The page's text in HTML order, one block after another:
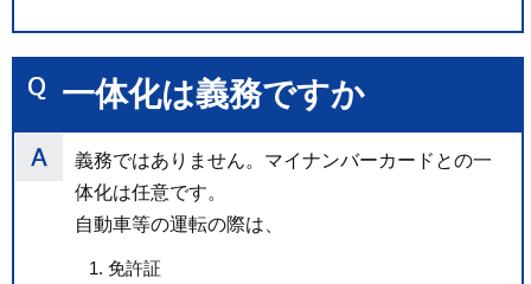
一体化は義務ですか
義務ではありません。マイナンバーカードとの一
体化は任意です。
自動車等の運転の際は、
免許証